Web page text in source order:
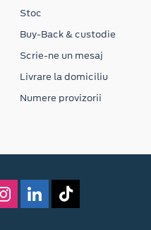
Stoc
Buy-Back & custodie
Scrie-ne un mesaj
Livrare la domiciliu
Numere provizorii